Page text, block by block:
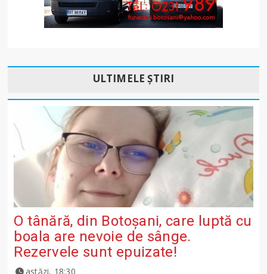
ULTIMELE ȘTIRI
O tânără, din Botoșani, care luptă cu
boala are nevoie de sânge.
Rezervele sunt epuizate!
astăzi, 18:30